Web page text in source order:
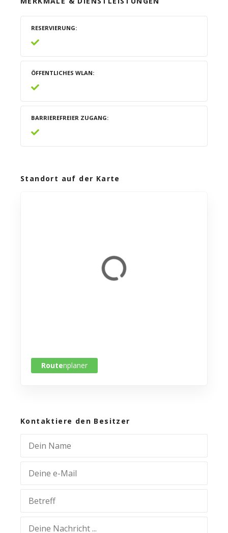
RESERVIERUNG
ÖFFENTLICHES WLAN
BARRIEREFREIER ZUGANG
Standort auf der Karte
Routenplaner
Kontaktiere den Besitzer